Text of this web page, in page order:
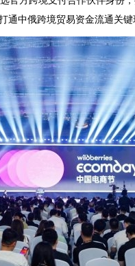
通中俄跨境贸易资金流通关键